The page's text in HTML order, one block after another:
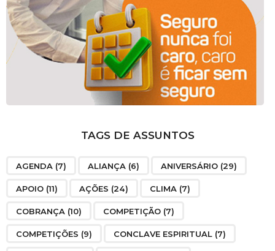
TAGS DE ASSUNTOS
AGENDA (7) ALIANÇA (6) ANIVERSÁRIO (29)
APOIO (11) AÇÕES (24) CLIMA (7)
COBRANÇA (10) COMPETIÇÃO (7)
COMPETIÇÕES (9) CONCLAVE ESPIRITUAL (7)